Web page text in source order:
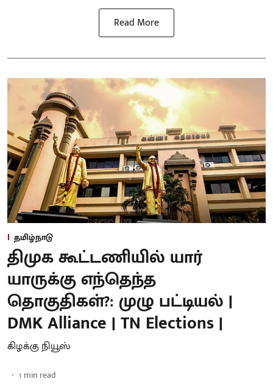
Read More
தமிழ்நாடு
திமுக கூட்டணியில் யார்
யாருக்கு எந்தெந்த
தொகுதிகள்?: முழு பட்டியல் |
DMK Alliance | TN Elections |
கிழக்கு நியூஸ்
1 min read